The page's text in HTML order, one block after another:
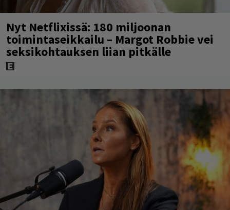
Nyt Netflixissä: 180 miljoonan
toimintaseikkailu – Margot Robbie vei
seksikohtauksen liian pitkälle